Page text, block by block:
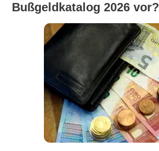
Bußgeldkatalog 2026 vor?